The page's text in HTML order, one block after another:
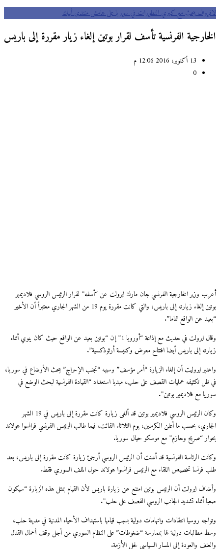
لافروف يبحث مع كيري التطورات في سوريا على هامش منتدى أبيك
الخارجية الفرنسية تأسف لقرار بوتين إلغاء زيار مقررة إلى باريس
13 أكتوبر، 2016 12:06 م
أعرب وزير الخارجية الفرنسي جان مارك ايرولت عن “أسفه” لقرار الرئيس الروسي فلاديمير
بوتين إلغاء زيارته إلى باريس، والتي كانت مقررة يوم 19 من الشهر الجاري معتبراً أن الأخير
“بعيد عن الواقع تماما”.
وقال ايرولت في حديث مع إذاعة “أوروبا 1” إن “بوتين بعيد عن الواقع حيث كان ينوي أثناء
زيارته إلى باريس أيضا افتتاح معرض وكنيسة أرثوذكسية”.
واعتبر ايروليت أن إلغاء الزيارة “أمر مؤسف” وسببه “تجنب الإحراج” ببحث الأوضاع في سوريا،
في ظل تكثيفه عمليات القصف على حلب، مبديا استعداد “القيادة الفرنسية لبحث الوضع في
سوريا مع فلاديمير بوتين”.
وكان الرئيس الروسي فلاديمير بوتين قد ألغى زيارة كانت مقررة إلى باريس في 19 الشهر
الجاري، بحسب ما أعلن الكرملين، يوم الثلاثاء الفائت، فيما طالب الرئيس الفرنسي فرانسوا هولاند
بحوار “صريح وحازم” مع موسكو حيال سوريا.
وكانت الرئاسة الفرنسية قد أعلنت أن الرئيس الروسي أرجئ زيارة كانت مقررة إلى باريس، بعد
طلب فرنسا تخصيص اللقاء مع الرئيس فرانسوا هولاند حول الملف السوري فقط.
وأضاف ايرولت أن الرئيس بوتين امتنع عن زيارة باريس لأن القيام بمثل هذه الزيارة “سيكون
صعبا أثناء تشديد الجانب الروسي القصف على حلب”.
وتواجه روسيا انتقادات واتهامات دولية بسبب قيامها باستهداف الأحياء المدنية في مدينة حلب،
وسط مطالبات دولية لها بممارسة “ضغوطات” على النظام السوري من أجل وقف أعمال القتال
والعنف والعودة إلى المسار السياسي لحل الأزمة.